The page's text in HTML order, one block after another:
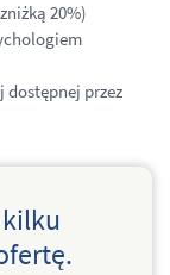
20%)
dostępnej przez